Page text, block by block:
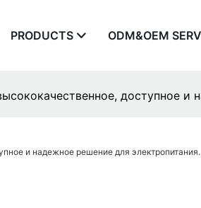
PRODUCTS ODM&OEM
доступное и